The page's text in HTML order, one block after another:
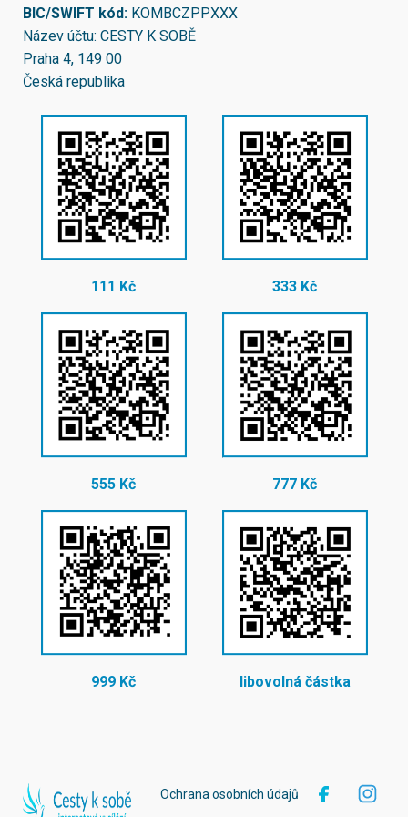
BIC/SWIFT kód: KOMBCZPPXXX
Název účtu: CESTY K SOBĚ
Praha 4, 149 00
Česká republika
111 Kč 333 Kč
555 Kč 777 Kč
999 Kč libovolná částka
Ochrana osobních údajů